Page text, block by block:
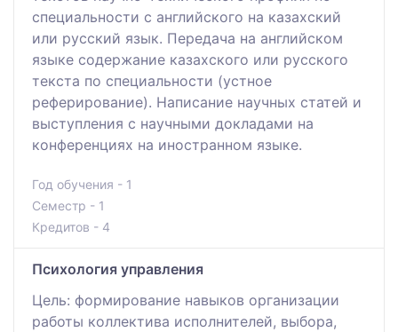
специальности с английского на казахский
или русский язык. Передача на английском
языке содержание казахского или русского
текста по специальности (устное
реферирование). Написание научных статей и
выступления с научными докладами на
конференциях на иностранном языке.
Год обучения - 1
Семестр - 1
Кредитов - 4
Психология управления
Цель: формирование навыков организации
работы коллектива исполнителей, выбора,